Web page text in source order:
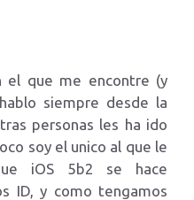
el que me encontre (y
siempre desde la
personas les ha ido
soy el unico al que le
iOS 5b2 se hace
ID, y como tengamos